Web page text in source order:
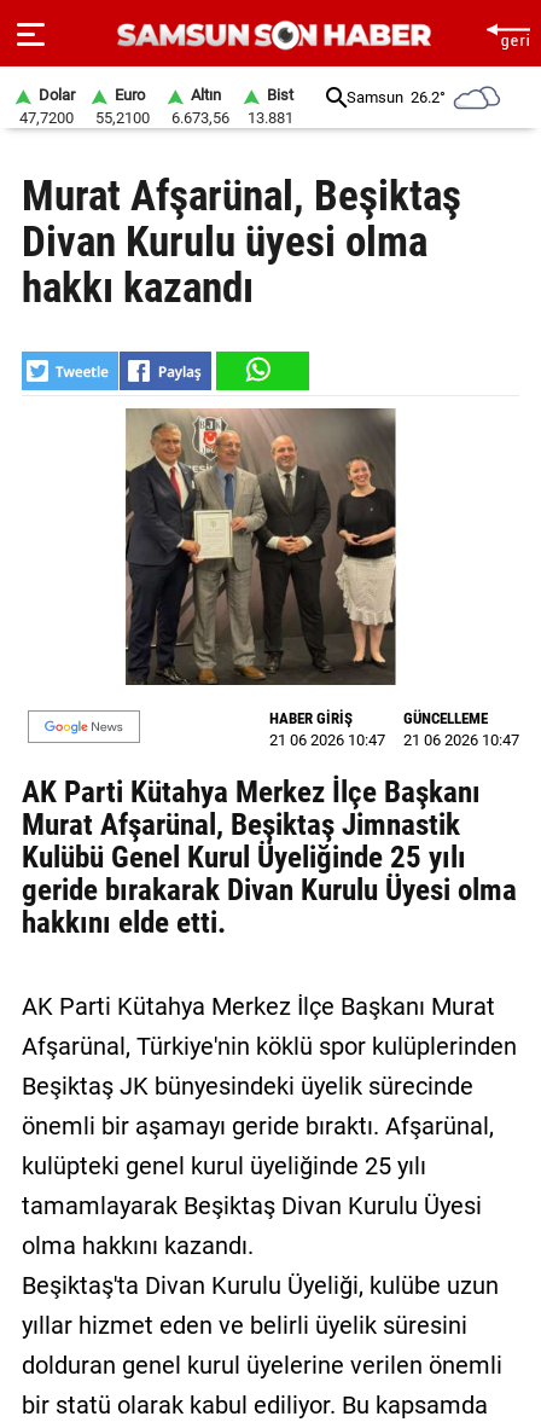
SAYFA
SAMSUN
HABER
GÜNDEM
EKONOMİ
MAGAZİN
YAZARLAR
BİZE
ULAŞIN
Künye
İletişim
Politikası
Dolar
47,7200
Euro
55,2100
Altın
6.673,56
Bist
13.881
Samsun 26.2°
Murat Afşarünal, Beşiktaş
Divan Kurulu üyesi olma
hakkı kazandı
HABER GİRİŞ
21 06 2026 10:47
GÜNCELLEME
21 06 2026 10:47
AK Parti Kütahya Merkez İlçe Başkanı
Murat Afşarünal, Beşiktaş Jimnastik
Kulübü Genel Kurul Üyeliğinde 25 yılı
geride bırakarak Divan Kurulu Üyesi olma
hakkını elde etti.
AK Parti Kütahya Merkez İlçe Başkanı Murat
Afşarünal, Türkiye'nin köklü spor kulüplerinden
Beşiktaş JK bünyesindeki üyelik sürecinde
önemli bir aşamayı geride bıraktı. Afşarünal,
kulüpteki genel kurul üyeliğinde 25 yılı
tamamlayarak Beşiktaş Divan Kurulu Üyesi
olma hakkını kazandı.
Beşiktaş'ta Divan Kurulu Üyeliği, kulübe uzun
yıllar hizmet eden ve belirli üyelik süresini
dolduran genel kurul üyelerine verilen önemli
bir statü olarak kabul ediliyor. Bu kapsamda